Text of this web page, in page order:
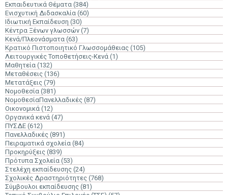
Εκπαιδευτικά Θέματα (384)
Ενισχυτική Διδασκαλία (60)
Ιδιωτική Εκπαίδευση (30)
Κέντρα Ξένων γλωσσών (7)
Κενά/Πλεονάσματα (63)
Κρατικό Πιστοποιητικό Γλωσσομάθειας (105)
Λειτουργικές Τοποθετήσεις-Κενά (1)
Μαθητεία (132)
Μεταθέσεις (136)
Μετατάξεις (79)
Νομοθεσία (381)
ΝομοθεσίαΠανελλαδικές (87)
Οικονομικά (12)
Οργανικά κενά (47)
ΠΥΣΔΕ (612)
Πανελλαδικές (891)
Πειραματικά σχολεία (84)
Προκηρύξεις (839)
Πρότυπα Σχολεία (53)
Στελέχη εκπαίδευσης (24)
Σχολικές Δραστηριότητες (768)
Σύμβουλοι εκπαίδευσης (81)